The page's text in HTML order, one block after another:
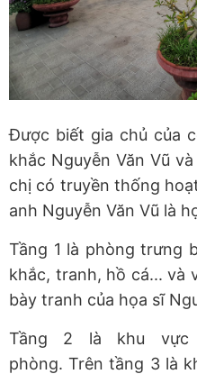
Được biết gia chủ của
khắc Nguyễn Văn Vũ
chị có truyền thống
anh Nguyễn Văn Vũ là
Tầng 1 là phòng trưng
khắc, tranh, hồ cá... và
bày tranh của họa sĩ
Tầng 2 là khu vực
phòng. Trên tầng 3 là